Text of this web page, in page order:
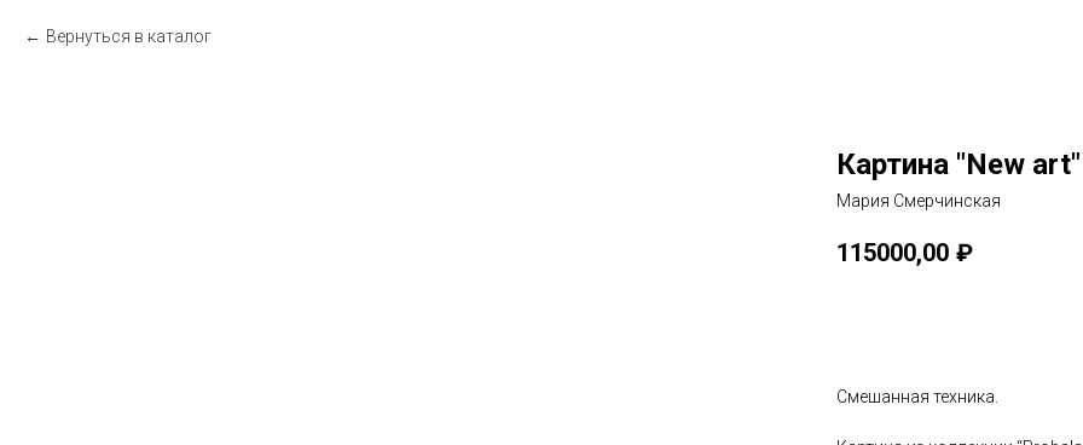
Вернуться в каталог
Картина "New art"
Мария Смерчинская
115000,00 ₽
Смешанная техника.